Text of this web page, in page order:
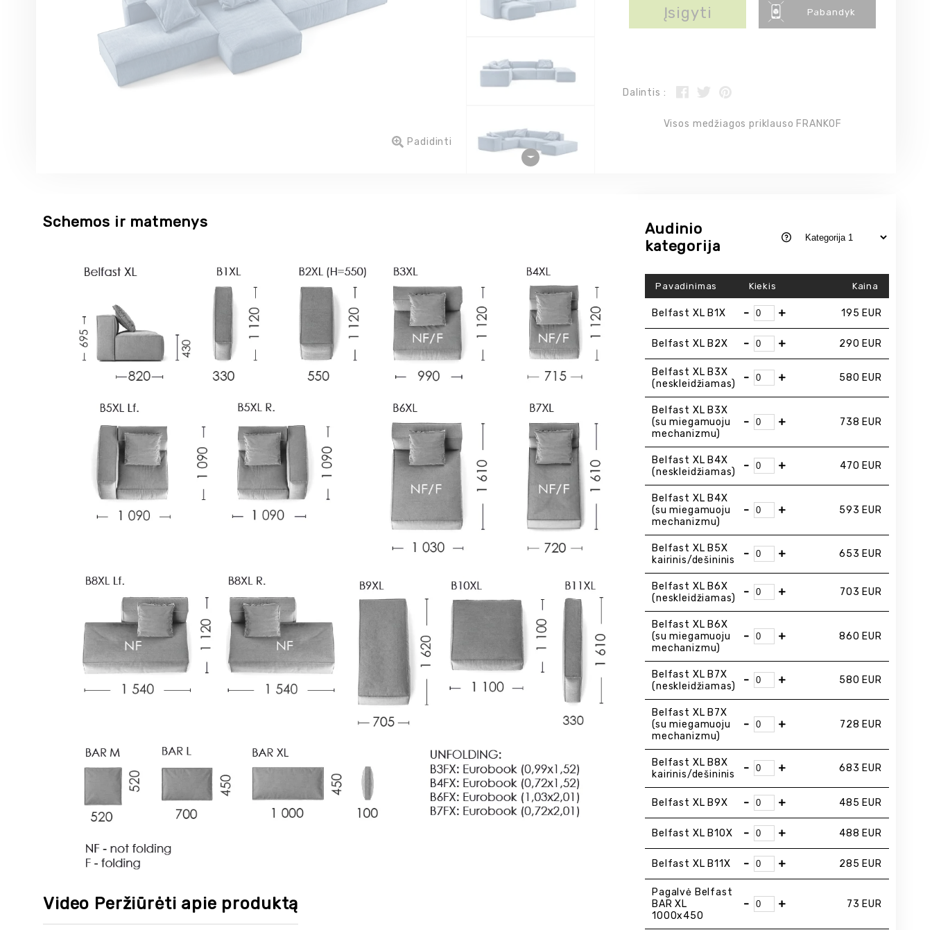
Padidinti
Įsigyti Pabandyk
Dalintis :
Visos medžiagos priklauso FRANKOF
Schemos ir matmenys
Video Peržiūrėti apie produktą
Audinio
kategorija
Pavadinimas Kiekis Kaina
Belfast XL B1X - + 195 EUR
Belfast XL B2X - + 290 EUR
Belfast XL B3X
(neskleidžiamas)
- + 580 EUR
Belfast XL B3X
(su miegamuoju
mechanizmu)
- + 738 EUR
Belfast XL B4X
(neskleidžiamas)
- + 470 EUR
Belfast XL B4X
(su miegamuoju
mechanizmu)
- + 593 EUR
Belfast XL B5X
kairinis/dešininis
- + 653 EUR
Belfast XL B6X
(neskleidžiamas)
- + 703 EUR
Belfast XL B6X
(su miegamuoju
mechanizmu)
- + 860 EUR
Belfast XL B7X
(neskleidžiamas)
- + 580 EUR
Belfast XL B7X
(su miegamuoju
mechanizmu)
- + 728 EUR
Belfast XL B8X
kairinis/dešininis
- + 683 EUR
Belfast XL B9X - + 485 EUR
Belfast XL B10X - + 488 EUR
Belfast XL B11X - + 285 EUR
Pagalvė Belfast
BAR XL
1000x450
- + 73 EUR